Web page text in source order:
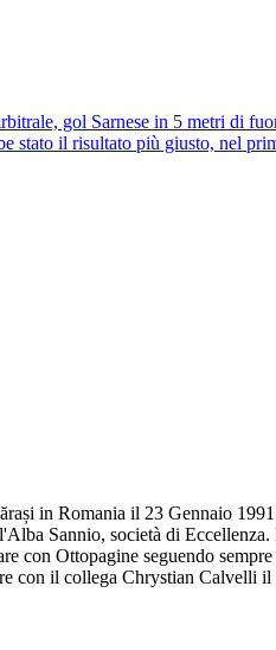
gol Sarnese in 5 metri di
stato il risultato più giusto, nel
in Romania il 23 Gennaio
Sannio, società di
con Ottopagine seguendo
con il collega Chrystian Calvelli